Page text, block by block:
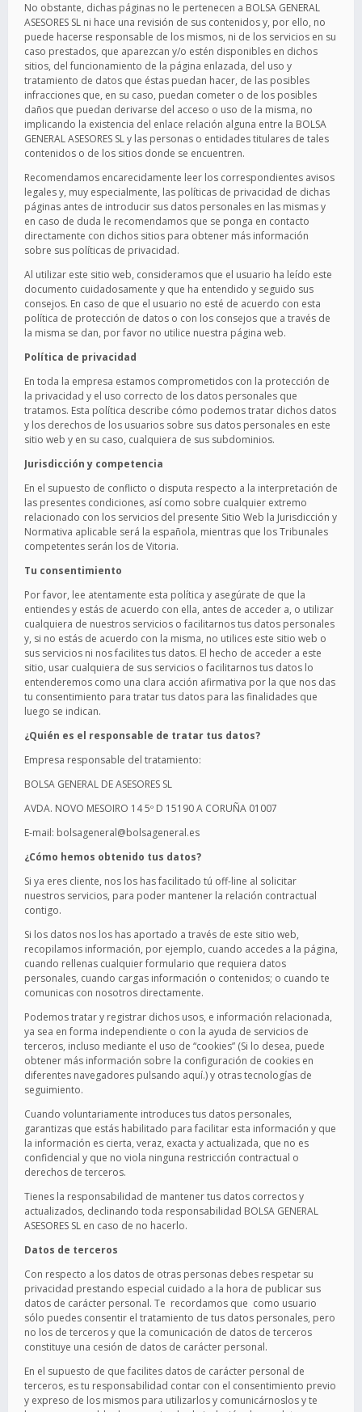
No obstante, dichas páginas no le pertenecen a BOLSA GENERAL
ASESORES SL ni hace una revisión de sus contenidos y, por ello, no
puede hacerse responsable de los mismos, ni de los servicios en su
caso prestados, que aparezcan y/o estén disponibles en dichos
sitios, del funcionamiento de la página enlazada, del uso y
tratamiento de datos que éstas puedan hacer, de las posibles
infracciones que, en su caso, puedan cometer o de los posibles
daños que puedan derivarse del acceso o uso de la misma, no
implicando la existencia del enlace relación alguna entre la BOLSA
GENERAL ASESORES SL y las personas o entidades titulares de tales
contenidos o de los sitios donde se encuentren.
Recomendamos encarecidamente leer los correspondientes avisos
legales y, muy especialmente, las políticas de privacidad de dichas
páginas antes de introducir sus datos personales en las mismas y
en caso de duda le recomendamos que se ponga en contacto
directamente con dichos sitios para obtener más información
sobre sus políticas de privacidad.
Al utilizar este sitio web, consideramos que el usuario ha leído este
documento cuidadosamente y que ha entendido y seguido sus
consejos. En caso de que el usuario no esté de acuerdo con esta
política de protección de datos o con los consejos que a través de
la misma se dan, por favor no utilice nuestra página web.
Política de privacidad
En toda la empresa estamos comprometidos con la protección de
la privacidad y el uso correcto de los datos personales que
tratamos. Esta política describe cómo podemos tratar dichos datos
y los derechos de los usuarios sobre sus datos personales en este
sitio web y en su caso, cualquiera de sus subdominios.
Jurisdicción y competencia
En el supuesto de conflicto o disputa respecto a la interpretación de
las presentes condiciones, así como sobre cualquier extremo
relacionado con los servicios del presente Sitio Web la Jurisdicción y
Normativa aplicable será la española, mientras que los Tribunales
competentes serán los de Vitoria.
Tu consentimiento
Por favor, lee atentamente esta política y asegúrate de que la
entiendes y estás de acuerdo con ella, antes de acceder a, o utilizar
cualquiera de nuestros servicios o facilitarnos tus datos personales
y, si no estás de acuerdo con la misma, no utilices este sitio web o
sus servicios ni nos facilites tus datos. El hecho de acceder a este
sitio, usar cualquiera de sus servicios o facilitarnos tus datos lo
entenderemos como una clara acción afirmativa por la que nos das
tu consentimiento para tratar tus datos para las finalidades que
luego se indican.
¿Quién es el responsable de tratar tus datos?
Empresa responsable del tratamiento:
BOLSA GENERAL DE ASESORES SL
AVDA. NOVO MESOIRO 14 5º D 15190 A CORUÑA 01007
E-mail: bolsageneral@bolsageneral.es
¿Cómo hemos obtenido tus datos?
Si ya eres cliente, nos los has facilitado tú off-line al solicitar
nuestros servicios, para poder mantener la relación contractual
contigo.
Si los datos nos los has aportado a través de este sitio web,
recopilamos información, por ejemplo, cuando accedes a la página,
cuando rellenas cualquier formulario que requiera datos
personales, cuando cargas información o contenidos; o cuando te
comunicas con nosotros directamente.
Podemos tratar y registrar dichos usos, e información relacionada,
ya sea en forma independiente o con la ayuda de servicios de
terceros, incluso mediante el uso de “cookies” (Si lo desea, puede
obtener más información sobre la configuración de cookies en
diferentes navegadores pulsando aquí.) y otras tecnologías de
seguimiento.
Cuando voluntariamente introduces tus datos personales,
garantizas que estás habilitado para facilitar esta información y que
la información es cierta, veraz, exacta y actualizada, que no es
confidencial y que no viola ninguna restricción contractual o
derechos de terceros.
Tienes la responsabilidad de mantener tus datos correctos y
actualizados, declinando toda responsabilidad BOLSA GENERAL
ASESORES SL en caso de no hacerlo.
Datos de terceros
Con respecto a los datos de otras personas debes respetar su
privacidad prestando especial cuidado a la hora de publicar sus
datos de carácter personal. Te recordamos que como usuario
sólo puedes consentir el tratamiento de tus datos personales, pero
no los de terceros y que la comunicación de datos de terceros
constituye una cesión de datos de carácter personal.
En el supuesto de que facilites datos de carácter personal de
terceros, es tu responsabilidad contar con el consentimiento previo
y expreso de los mismos para utilizarlos y comunicárnoslos y te